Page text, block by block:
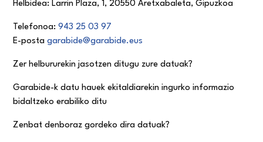
Helbidea: Larrin Plaza, 1, 20550 Aretxabaleta, Gipuzkoa
Telefonoa:943 25 03 97
E-postagarabide@garabide.eus
Zer helbururekin jasotzen ditugu zure datuak?
Garabide-k datu hauek ekitaldiarekin ingurko informazio
bidaltzeko erabiliko ditu
Zenbat denboraz gordeko dira datuak?